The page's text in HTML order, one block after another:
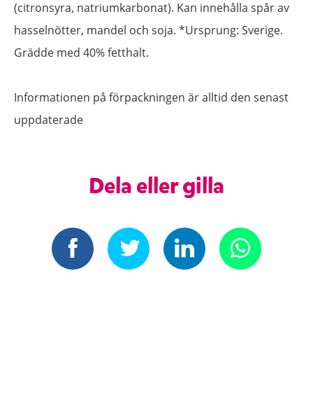
(citronsyra, natriumkarbonat). Kan innehålla spår av
hasselnötter, mandel och soja. *Ursprung: Sverige.
Grädde med 40% fetthalt.
Informationen på förpackningen är alltid den senast
uppdaterade
Dela eller gilla